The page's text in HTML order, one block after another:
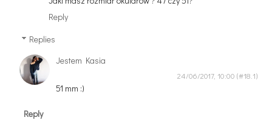
Reply
Replies
Jestem Kasia
24/06/2017, 10:00
51 mm :)
Reply